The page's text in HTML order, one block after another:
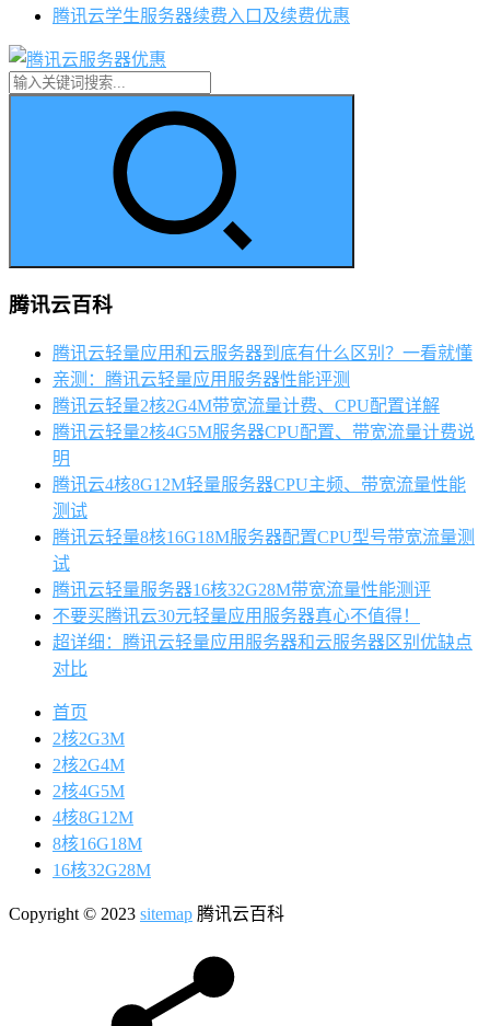
腾讯云学生服务器续费入口及续费优惠
腾讯云百科
腾讯云轻量应用和云服务器到底有什么区别？一看就懂
亲测：腾讯云轻量应用服务器性能评测
腾讯云轻量2核2G4M带宽流量计费、CPU配置详解
腾讯云轻量2核4G5M服务器CPU配置、带宽流量计费说
明
腾讯云4核8G12M轻量服务器CPU主频、带宽流量性能
测试
腾讯云轻量8核16G18M服务器配置CPU型号带宽流量测
试
腾讯云轻量服务器16核32G28M带宽流量性能测评
不要买腾讯云30元轻量应用服务器真心不值得！
超详细：腾讯云轻量应用服务器和云服务器区别优缺点
对比
首页
2核2G3M
2核2G4M
2核4G5M
4核8G12M
8核16G18M
16核32G28M
Copyright © 2023 sitemap 腾讯云百科